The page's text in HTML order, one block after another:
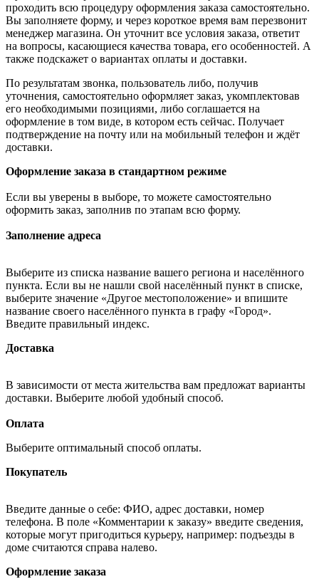
проходить всю процедуру оформления заказа самостоятельно.
Вы заполняете форму, и через короткое время вам перезвонит
менеджер магазина. Он уточнит все условия заказа, ответит
на вопросы, касающиеся качества товара, его особенностей. А
также подскажет о вариантах оплаты и доставки.
По результатам звонка, пользователь либо, получив
уточнения, самостоятельно оформляет заказ, укомплектовав
его необходимыми позициями, либо соглашается на
оформление в том виде, в котором есть сейчас. Получает
подтверждение на почту или на мобильный телефон и ждёт
доставки.
Оформление заказа в стандартном режиме
Если вы уверены в выборе, то можете самостоятельно
оформить заказ, заполнив по этапам всю форму.
Заполнение адреса
Выберите из списка название вашего региона и населённого
пункта. Если вы не нашли свой населённый пункт в списке,
выберите значение «Другое местоположение» и впишите
название своего населённого пункта в графу «Город».
Введите правильный индекс.
Доставка
В зависимости от места жительства вам предложат варианты
доставки. Выберите любой удобный способ.
Оплата
Выберите оптимальный способ оплаты.
Покупатель
Введите данные о себе: ФИО, адрес доставки, номер
телефона. В поле «Комментарии к заказу» введите сведения,
которые могут пригодиться курьеру, например: подъезды в
доме считаются справа налево.
Оформление заказа